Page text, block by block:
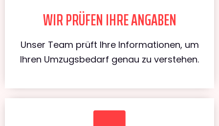
WIR PRÜFEN IHRE ANGABEN
Unser Team prüft Ihre Informationen, um
Ihren Umzugsbedarf genau zu verstehen.